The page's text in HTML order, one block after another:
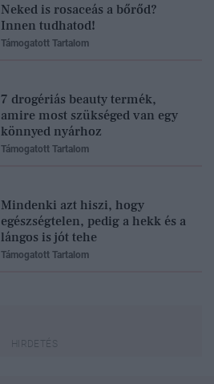
Neked is rosaceás a bőrőd?
Innen tudhatod!
Támogatott Tartalom
7 drogériás beauty termék,
amire most szükséged van egy
könnyed nyárhoz
Támogatott Tartalom
Mindenki azt hiszi, hogy
egészségtelen, pedig a hekk és a
lángos is jót tehe
Támogatott Tartalom